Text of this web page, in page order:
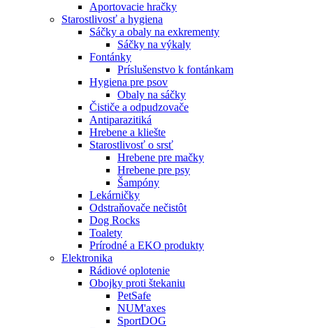
Aportovacie hračky
Starostlivosť a hygiena
Sáčky a obaly na exkrementy
Sáčky na výkaly
Fontánky
Príslušenstvo k fontánkam
Hygiena pre psov
Obaly na sáčky
Čističe a odpudzovače
Antiparazitiká
Hrebene a kliešte
Starostlivosť o srsť
Hrebene pre mačky
Hrebene pre psy
Šampóny
Lekárničky
Odstraňovače nečistôt
Dog Rocks
Toalety
Prírodné a EKO produkty
Elektronika
Rádiové oplotenie
Obojky proti štekaniu
PetSafe
NUM'axes
SportDOG